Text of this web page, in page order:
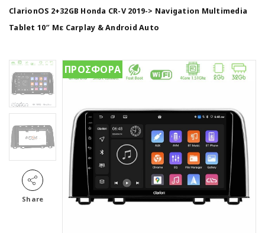
ClarionOS 2+32GB Honda CR-V 2019-> Navigation Multimedia
Tablet 10″ Με Carplay & Android Auto
Share
ΠΡΟΣΦΟΡΑ